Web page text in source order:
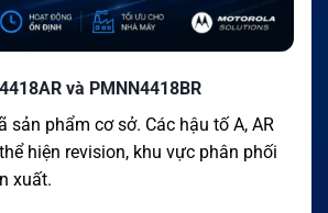
và PMNN4418BR
sản phẩm cơ sở. Các hậu tố A, AR
hiện revision, khu vực phân phối
xuất.